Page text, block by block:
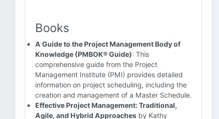
Books
A Guide to the Project Management Body of
Knowledge (PMBOK® Guide): This
comprehensive guide from the Project
Management Institute (PMI) provides detailed
information on project scheduling, including the
creation and management of a Master Schedule.
Effective Project Management: Traditional,
Agile, and Hybrid Approaches by Kathy